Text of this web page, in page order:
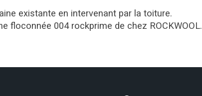
existante en intervenant par la toiture.
floconnée 004 rockprime de chez ROCKWOOL.